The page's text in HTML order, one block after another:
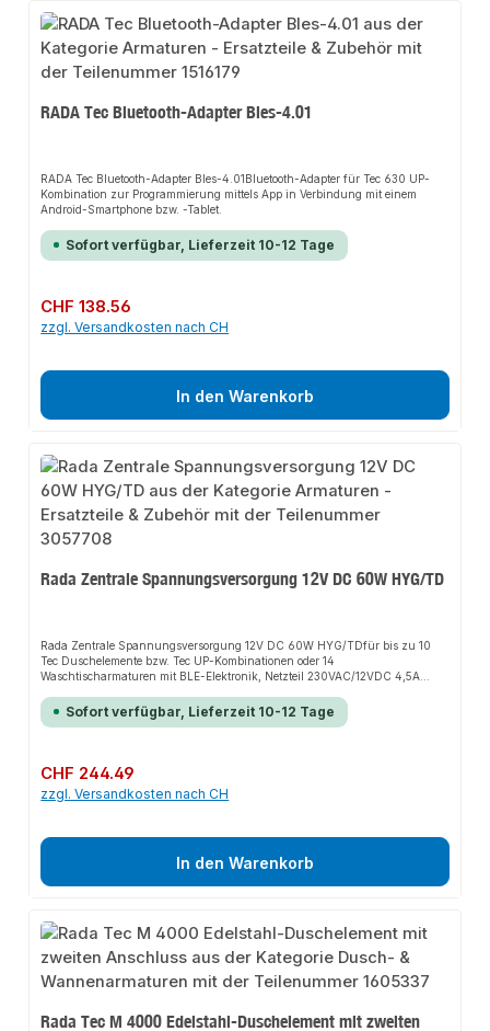
RADA Tec Bluetooth-Adapter Bles-4.01
RADA Tec Bluetooth-Adapter Bles-4.01Bluetooth-Adapter für Tec 630 UP-
Kombination zur Programmierung mittels App in Verbindung mit einem
Android-Smartphone bzw. -Tablet.
Sofort verfügbar, Lieferzeit 10-12 Tage
Regulärer Preis:
CHF 138.56
zzgl. Versandkosten nach CH
In den Warenkorb
Rada Zentrale Spannungsversorgung 12V DC 60W HYG/TD
Rada Zentrale Spannungsversorgung 12V DC 60W HYG/TDfür bis zu 10
Tec Duschelemente bzw. Tec UP-Kombinationen oder 14
Waschtischarmaturen mit BLE-Elektronik, Netzteil 230VAC/12VDC 4,5A
abschließbar, manuelle Auslösung für Hygienespülung und TD.Technische
Daten:Eingangsspannung: 230 V ACAusgangsspannung: 12 V
Sofort verfügbar, Lieferzeit 10-12 Tage
Regulärer Preis:
CHF 244.49
zzgl. Versandkosten nach CH
In den Warenkorb
Rada Tec M 4000 Edelstahl-Duschelement mit zweiten